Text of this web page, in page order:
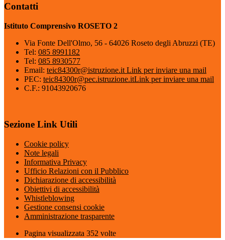
Contatti
Istituto Comprensivo ROSETO 2
Via Fonte Dell'Olmo, 56 - 64026 Roseto degli Abruzzi (TE)
Tel: 085 8991182
Tel: 085 8930577
Email: teic84300r@istruzione.it Link per inviare una mail
PEC: teic84300r@pec.istruzione.itLink per inviare una mail
C.F.: 91043920676
Sezione Link Utili
Cookie policy
Note legali
Informativa Privacy
Ufficio Relazioni con il Pubblico
Dichiarazione di accessibilità
Obiettivi di accessibilità
Whistleblowing
Gestione consensi cookie
Amministrazione trasparente
Pagina visualizzata 352 volte